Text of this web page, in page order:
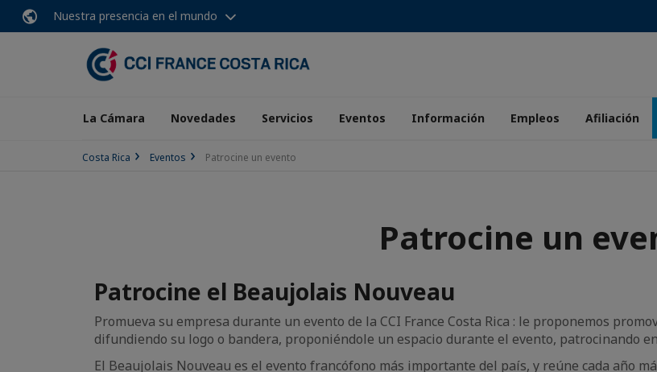
Nuestra presencia en el mundo
La Cámara Novedades Servicios Eventos Información Empleos Afiliación
Costa Rica Eventos Patrocine un evento
Patrocine un
Patrocine el Beaujolais Nouveau
Promueva su empresa durante un evento de la CCI France Costa Rica : le proponemos
difundiendo su logo o bandera, proponiéndole un espacio durante el evento, patrocinando
El Beaujolais Nouveau es el evento francófono más importante del país, y reúne cada año